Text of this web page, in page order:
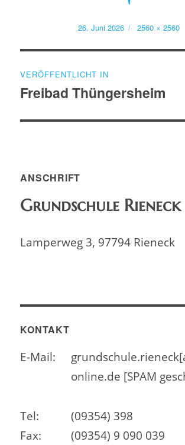
Veröffentlicht
26. Juni 2026
Volle
2560 × 2560
VERÖFFENTLICHT IN
Freibad Thüngersheim
ANSCHRIFT
Grundschule Rieneck
Lamperweg 3, 97794 Rieneck
KONTAKT
E-Mail:
online.de [SPAM
Tel:
(09354) 398
Fax:
(09354) 9 090 039